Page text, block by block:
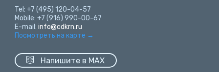
Tel: +7 (495) 120-04-57
Mobile: +7 (916) 990-00-67
E-mail: info@cdkrn.ru
Посмотреть на карте →
 Напишите в MAX